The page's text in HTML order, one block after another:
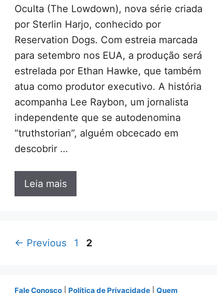
Oculta (The Lowdown), nova série criada
por Sterlin Harjo, conhecido por
Reservation Dogs. Com estreia marcada
para setembro nos EUA, a produção será
estrelada por Ethan Hawke, que também
atua como produtor executivo. A história
acompanha Lee Raybon, um jornalista
independente que se autodenomina
“truthstorian”, alguém obcecado em
descobrir …
Leia mais
← Previous Page
1 Page
2
Fale Conosco Política de Privacidade Quem